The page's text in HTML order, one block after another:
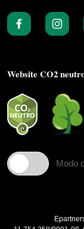
Website CO2
Modo